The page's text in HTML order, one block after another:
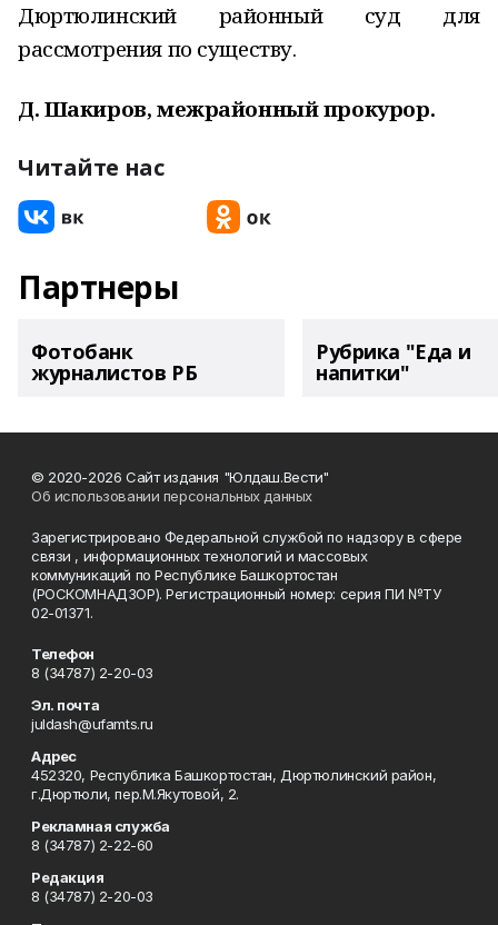
Дюртюлинский районный суд для
рассмотрения по существу.
Д. Шакиров, межрайонный прокурор.
Читайте нас
Партнеры
Фотобанк
журналистов РБ
Рубрика "Еда и
напитки"
© 2020-2026 Сайт издания "Юлдаш.Вести"
Об использовании персональных данных
Зарегистрировано Федеральной службой по надзору в сфере
связи , информационных технологий и массовых
коммуникаций по Республике Башкортостан
(РОСКОМНАДЗОР). Регистрационный номер: серия ПИ №ТУ
02-01371.
Телефон
8 (34787) 2-20-03
Эл. почта
juldash@ufamts.ru
Адрес
452320, Республика Башкортостан, Дюртюлинский район,
г.Дюртюли, пер.М.Якутовой, 2.
Рекламная служба
8 (34787) 2-22-60
Редакция
8 (34787) 2-20-03